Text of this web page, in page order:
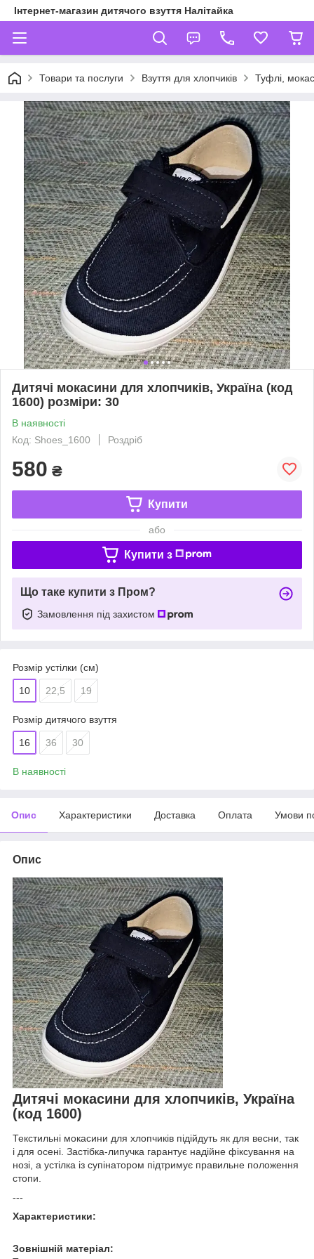
Інтернет-магазин дитячого взуття Налітайка
Товари та послуги Взуття для хлопчиків Туфлі,
Дитячі мокасини для хлопчиків, Україна (код
1600) розміри: 30
В наявності
Код: Shoes_1600
Роздріб
580 ₴
Купити
або
Купити з
Що таке купити з Пром?
Замовлення під захистом
Розмір устілки (см)
10 22,5 19
Розмір дитячого взуття
16 36 30
В наявності
Опис Характеристики Доставка Оплата Умови
Опис
Дитячі мокасини для хлопчиків, Україна
(код 1600)
Текстильні мокасини для хлопчиків підійдуть як для весни, так
і для осені. Застібка-липучка гарантує надійне фіксування на
нозі, а устілка із супінатором підтримує правильне положення
стопи.
---
Характеристики:
Зовнішній матеріал: